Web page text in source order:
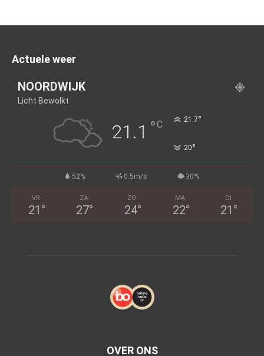
Actuele weer
NOORDWIJK
Licht Bewolkt
21.1 °C 21.7°
20°
52% 0.5m/s 30%
VR
21 °
ZA
27°
ZO
24°
MA
22°
DI
21 °
OVER ONS